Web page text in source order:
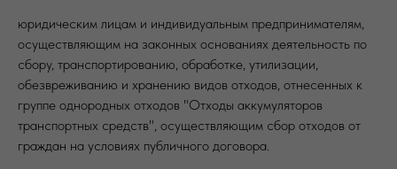
юридическим лицам и индивидуальным предпринимателям,
осуществляющим на законных основаниях деятельность по
сбору, транспортированию, обработке, утилизации,
обезвреживанию и хранению видов отходов, отнесенных к
группе однородных отходов "Отходы аккумуляторов
транспортных средств", осуществляющим сбор отходов от
граждан на условиях публичного договора.